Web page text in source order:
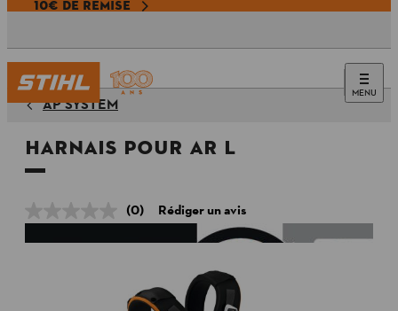
10€ DE REMISE
MENU
AP SYSTEM
Harnais pour AR L
(0) Rédiger un avis